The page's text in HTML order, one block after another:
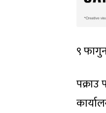
९
पक्राउ